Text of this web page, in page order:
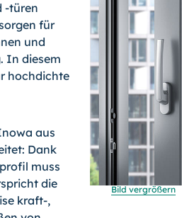
Bild vergrößern
-türen
für
und
In diesem
hochdichte
aus
Dank
muss
die
kraft-,